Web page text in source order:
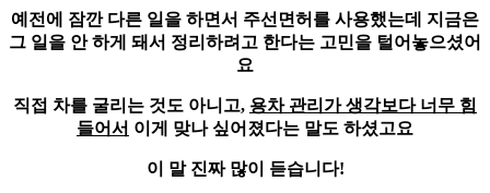
예전에 잠깐 다른 일을 하면서 주선면허를 사용했는데 지금은
그 일을 안 하게 돼서 정리하려고 한다는 고민을 털어놓으셨어
요
직접 차를 굴리는 것도 아니고, 용차 관리가 생각보다 너무 힘
들어서 이게 맞나 싶어졌다는 말도 하셨고요
이 말 진짜 많이 듣습니다!